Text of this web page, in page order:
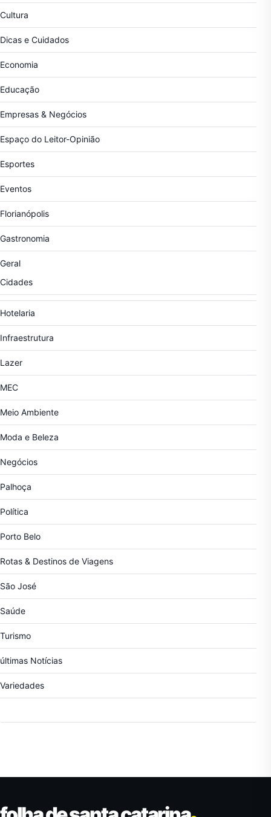
Cultura
Dicas e Cuidados
Economia
Educação
Empresas & Negócios
Espaço do Leitor-Opinião
Esportes
Eventos
Florianópolis
Gastronomia
Geral
Cidades
Hotelaria
Infraestrutura
Lazer
MEC
Meio Ambiente
Moda e Beleza
Negócios
Palhoça
Política
Porto Belo
Rotas & Destinos de Viagens
São José
Saúde
Turismo
últimas Notícias
Variedades